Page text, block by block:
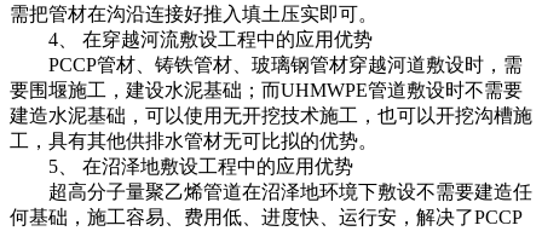
需把管材在沟沿连接好推入填土压实即可。
4、 在穿越河流敷设工程中的应用优势
PCCP管材、铸铁管材、玻璃钢管材穿越河道敷设时，需
要围堰施工，建设水泥基础；而UHMWPE管道敷设时不需要
建造水泥基础，可以使用无开挖技术施工，也可以开挖沟槽施
工，具有其他供排水管材无可比拟的优势。
5、 在沼泽地敷设工程中的应用优势
超高分子量聚乙烯管道在沼泽地环境下敷设不需要建造任
何基础，施工容易、费用低、进度快、运行安，解决了PCCP